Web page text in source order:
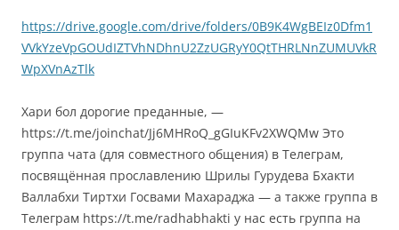
https://drive.google.com/drive/folders/0B9K4WgBEIz0Dfm1
VVkYzeVpGOUdIZTVhNDhnU2ZzUGRyY0QtTHRLNnZUMUVkR
WpXVnAzTlk
Хари бол дорогие преданные, —
https://t.me/joinchat/Jj6MHRoQ_gGIuKFv2XWQMw Это
группа чата (для совместного общения) в Телеграм,
посвящённая прославлению Шрилы Гурудева Бхакти
Валлабхи Тиртхи Госвами Махараджа — а также группа в
Телеграм https://t.me/radhabhakti у нас есть группа на